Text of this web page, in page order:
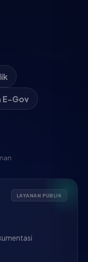
E-Gov
LAYANAN PUBLIK